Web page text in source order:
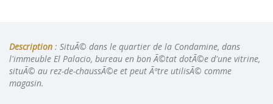
Description : SituÃ© dans le quartier de la Condamine, dans
l'immeuble El Palacio, bureau en bon Ã©tat dotÃ©e d'une vitrine,
situÃ© au rez-de-chaussÃ©e et peut Ãªtre utilisÃ© comme
magasin.